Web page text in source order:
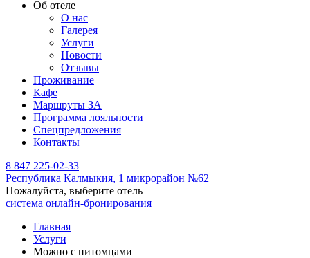
Об отеле
О нас
Галерея
Услуги
Новости
Отзывы
Проживание
Кафе
Маршруты ЗА
Программа лояльности
Спецпредложения
Контакты
8 847 225-02-33
Республика Калмыкия, 1 микрорайон №62
Пожалуйста, выберите отель
система онлайн-бронирования
Главная
Услуги
Можно с питомцами